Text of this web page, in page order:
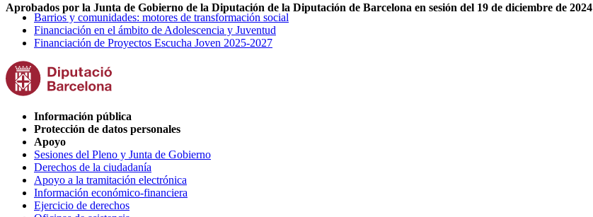
Aprobados por la Junta de Gobierno de la Diputación de la Diputación de Barcelona en sesión del 19 de diciembre de 2024
Barrios y comunidades: motores de transformación social
Financiación en el ámbito de Adolescencia y Juventud
Financiación de Proyectos Escucha Joven 2025-2027
Información pública
Protección de datos personales
Apoyo
Sesiones del Pleno y Junta de Gobierno
Derechos de la ciudadanía
Apoyo a la tramitación electrónica
Información económico-financiera
Ejercicio de derechos